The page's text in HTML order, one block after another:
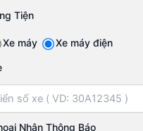
Tiện
Xe máy Xe máy điện
Nhận Thông Báo